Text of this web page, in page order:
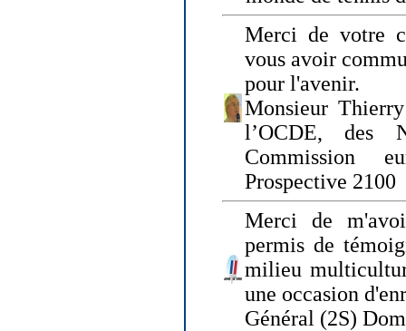
Merci de votre
vous avoir
pour l'avenir.
Monsieur
l’OCDE, des
Commission
Prospective 2100
Merci de
permis de
milieu
une occasion
Général (2S)